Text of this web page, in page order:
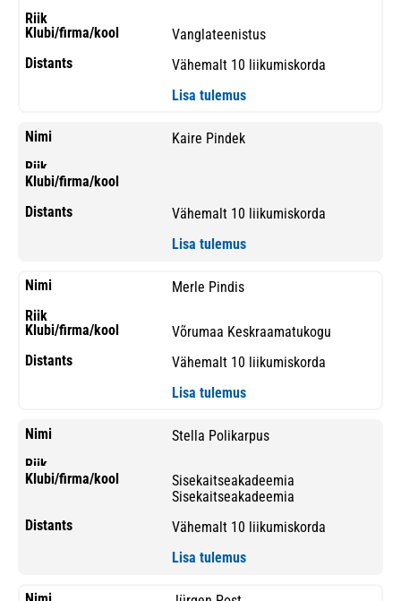
Vanglateenistus
Vähemalt 10 liikumiskorda
Lisa tulemus
Kaire Pindek
Vähemalt 10 liikumiskorda
Lisa tulemus
Merle Pindis
Võrumaa Keskraamatukogu
Vähemalt 10 liikumiskorda
Lisa tulemus
Stella Polikarpus
Sisekaitseakadeemia
Sisekaitseakadeemia
Vähemalt 10 liikumiskorda
Lisa tulemus